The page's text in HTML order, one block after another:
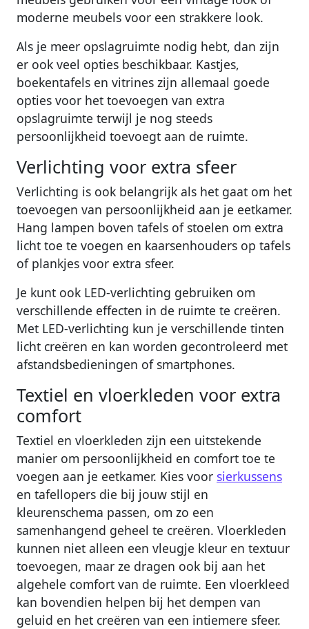
moderne meubels voor een strakkere look.
Als je meer opslagruimte nodig hebt, dan zijn
er ook veel opties beschikbaar. Kastjes,
boekentafels en vitrines zijn allemaal goede
opties voor het toevoegen van extra
opslagruimte terwijl je nog steeds
persoonlijkheid toevoegt aan de ruimte.
Verlichting voor extra sfeer
Verlichting is ook belangrijk als het gaat om het
toevoegen van persoonlijkheid aan je eetkamer.
Hang lampen boven tafels of stoelen om extra
licht toe te voegen en kaarsenhouders op tafels
of plankjes voor extra sfeer.
Je kunt ook LED-verlichting gebruiken om
verschillende effecten in de ruimte te creëren.
Met LED-verlichting kun je verschillende tinten
licht creëren en kan worden gecontroleerd met
afstandsbedieningen of smartphones.
Textiel en vloerkleden voor extra
comfort
Textiel en vloerkleden zijn een uitstekende
manier om persoonlijkheid en comfort toe te
voegen aan je eetkamer. Kies voor sierkussens
en tafellopers die bij jouw stijl en
kleurenschema passen, om zo een
samenhangend geheel te creëren. Vloerkleden
kunnen niet alleen een vleugje kleur en textuur
toevoegen, maar ze dragen ook bij aan het
algehele comfort van de ruimte. Een vloerkleed
kan bovendien helpen bij het dempen van
geluid en het creëren van een intiemere sfeer.